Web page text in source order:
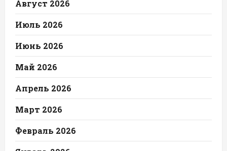
Август 2026
Июль 2026
Июнь 2026
Май 2026
Апрель 2026
Март 2026
Февраль 2026